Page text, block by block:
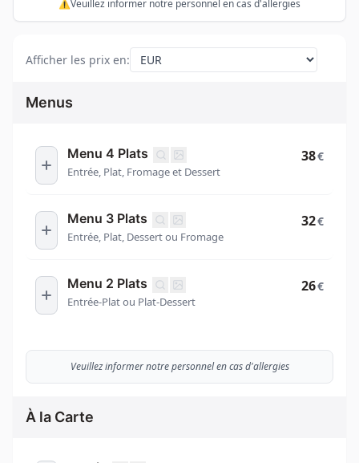
⚠️Veuillez informer notre personnel en cas d'allergies
Afficher les prix en:
Menus
Menu 4 Plats
Entrée, Plat, Fromage et Dessert
38€
Menu 3 Plats
Entrée, Plat, Dessert ou Fromage
32€
Menu 2 Plats
Entrée-Plat ou Plat-Dessert
26€
Veuillez informer notre personnel en cas d'allergies
À la Carte